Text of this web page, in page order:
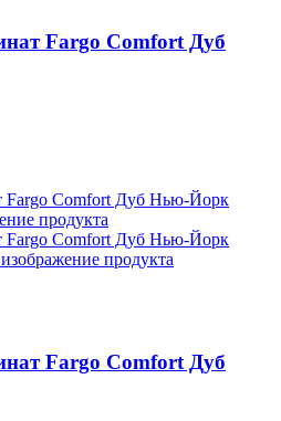
Fargo Comfort Дуб
Fargo Comfort Дуб